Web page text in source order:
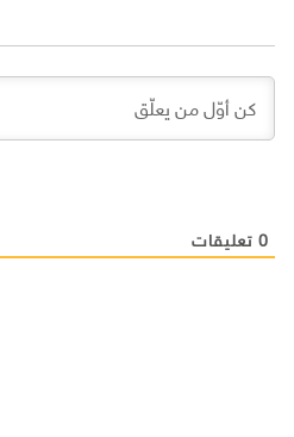
0 تعليقات